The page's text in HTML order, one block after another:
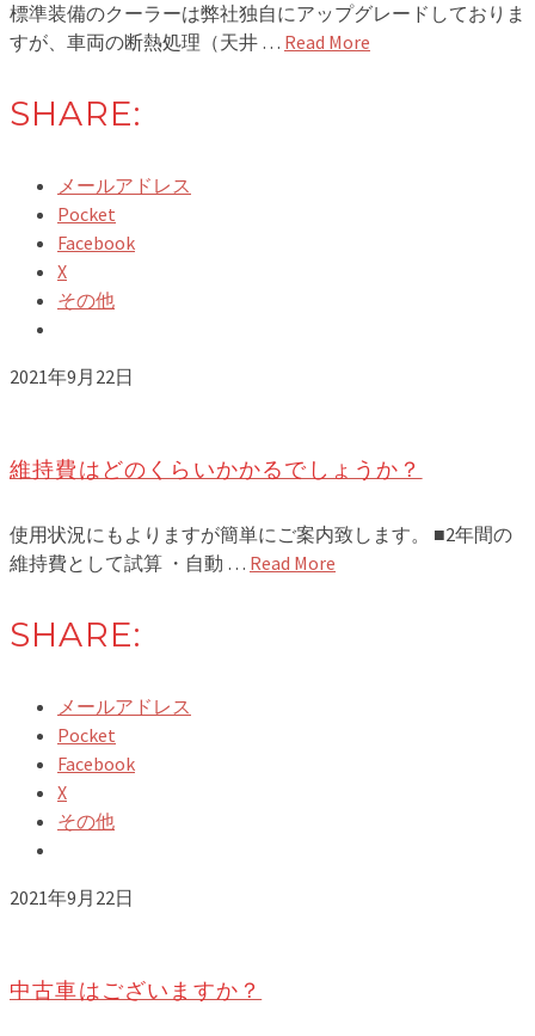
標準装備のクーラーは弊社独自にアップグレードしておりま
すが、車両の断熱処理（天井 … Read More
SHARE:
メールアドレス
Pocket
Facebook
X
その他
2021年9月22日
維持費はどのくらいかかるでしょうか？
使用状況にもよりますが簡単にご案内致します。 ■2年間の
維持費として試算 ・自動 … Read More
SHARE:
メールアドレス
Pocket
Facebook
X
その他
2021年9月22日
中古車はございますか？